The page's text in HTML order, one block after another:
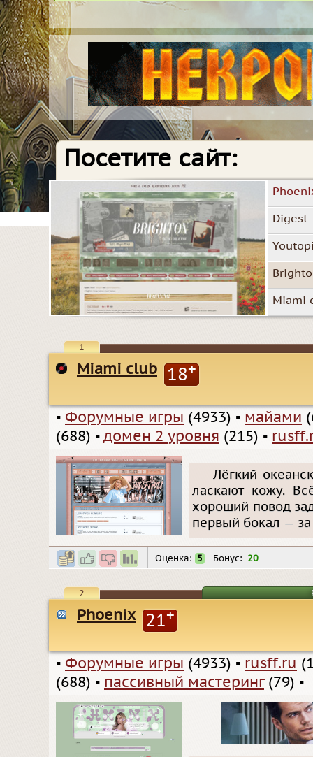
Посетите сайт:
Digest
Miami
1
Miami club 18+
▪ Форумные игры (4933) ▪ майами
(688) ▪ домен 2 уровня (215) ▪
Лёгкий
ласкают кожу.
хороший повод
первый бокал — за
Оценка: 5 Бонус: 20
2
Phoenix 21+
▪ Форумные игры (4933) ▪ rusff.ru
(688) ▪ пассивный мастеринг(79) ▪